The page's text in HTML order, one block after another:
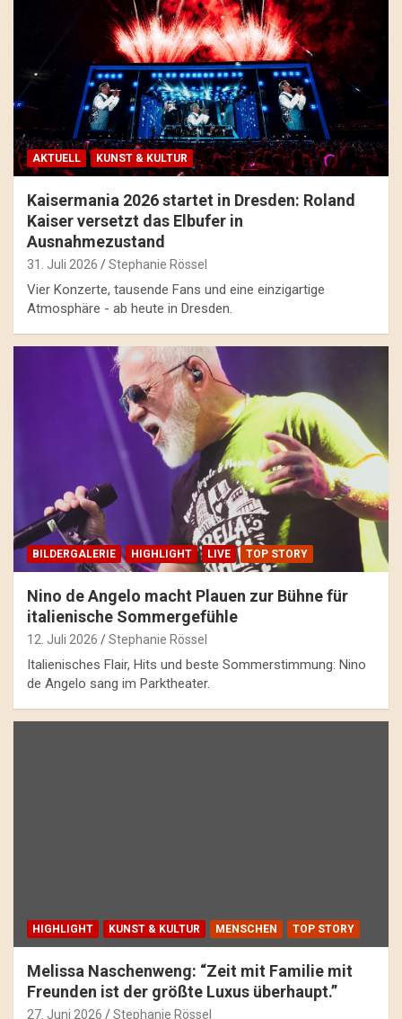
AKTUELL KUNST & KULTUR
Kaisermania 2026 startet in Dresden: Roland
Kaiser versetzt das Elbufer in
Ausnahmezustand
31. Juli 2026 Stephanie Rössel
Vier Konzerte, tausende Fans und eine einzigartige
Atmosphäre - ab heute in Dresden.
BILDERGALERIE HIGHLIGHT LIVE TOP STORY
Nino de Angelo macht Plauen zur Bühne für
italienische Sommergefühle
12. Juli 2026 Stephanie Rössel
Italienisches Flair, Hits und beste Sommerstimmung: Nino
de Angelo sang im Parktheater.
HIGHLIGHT KUNST & KULTUR MENSCHEN TOP STORY
Melissa Naschenweng: “Zeit mit Familie mit
Freunden ist der größte Luxus überhaupt.”
27. Juni 2026 Stephanie Rössel